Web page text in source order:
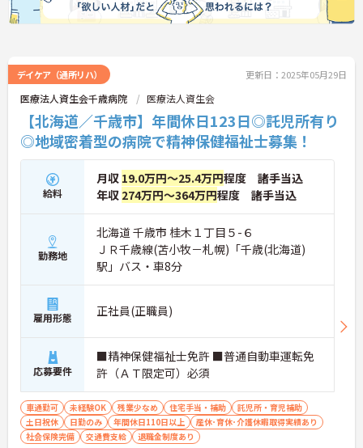
デイケア（通所リハ） 更新日：2025年05月29日
医療法人資生会千歳病院 医療法人資生会
【北海道／千歳市】年間休日123日◎託児所有り
◎地域密着型の病院で精神保健福祉士募集！
給料
月収 19.0万円～25.4万円程度 諸手当込
年収 274万円～364万円程度 諸手当込
勤務地
北海道 千歳市 桂木１丁目５-６
ＪＲ千歳線(苫小牧－札幌)「千歳(北海道)
駅」バス・車8分
雇用形態 正社員(正職員)
応募要件
■精神保健福祉士免許 ■普通自動車運転免
許（ＡＴ限定可）必須
車通勤可 未経験OK 残業少なめ 住宅手当・補助
託児所・育児補助
土日祝休
日勤のみ 年間休日110日以上
産休･育休･介護休暇取得実績あり
社会保険完備
交通費支給 退職金制度あり